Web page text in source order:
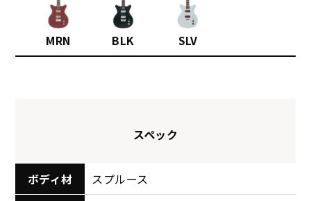
MRN BLK SLV
スペック
ボディ材
スプルース